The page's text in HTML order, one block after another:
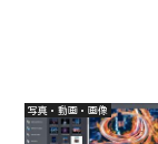
写真・動画・画像